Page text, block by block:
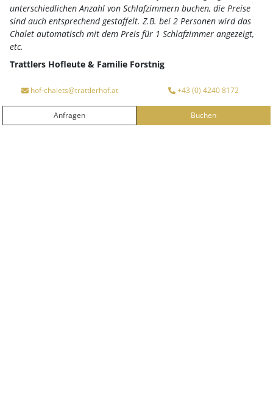
Ihre Vorteile auf einen Blick
Anreise Abreise
ANFRAGEN BUCHEN
unterschiedlichen Anzahl von Schlafzimmern buchen, die Preise
sind auch entsprechend gestaffelt. Z.B. bei 2 Personen wird das
Chalet automatisch mit dem Preis für 1 Schlafzimmer angezeigt,
etc.
Trattlers Hofleute & Familie Forstnig
hof-chalets@trattlerhof.at +43 (0) 4240 8172
Anfragen Buchen